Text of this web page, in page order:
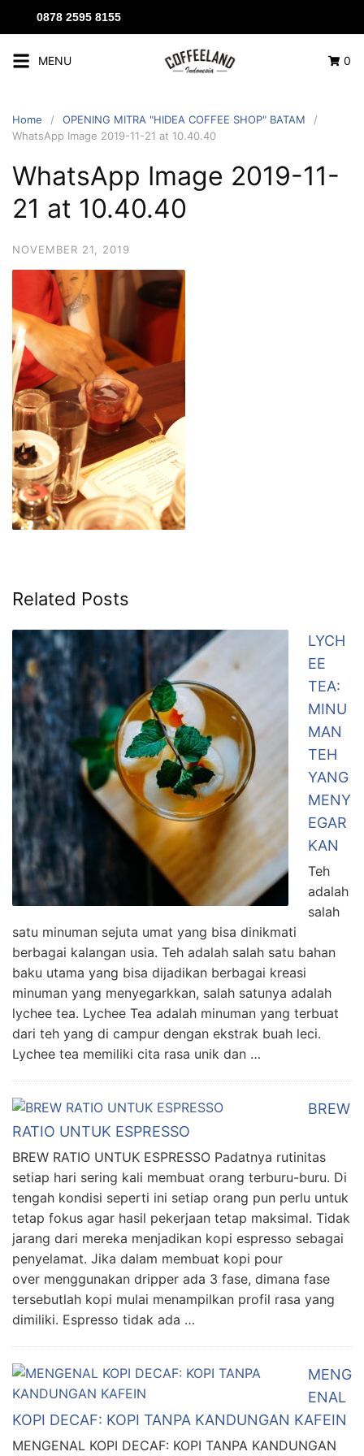
0878 2595 8155
MENU 0
Home
OPENING MITRA "HIDEA COFFEE SHOP" BATAM
WhatsApp Image 2019-11-21 at 10.40.40
WhatsApp Image 2019-11-
21 at 10.40.40
NOVEMBER 21, 2019
Related Posts
LYCH
EE
TEA:
MINU
MAN
TEH
YANG
MENY
EGAR
KAN
Teh
adalah
salah
satu minuman sejuta umat yang bisa dinikmati
berbagai kalangan usia. Teh adalah salah satu bahan
baku utama yang bisa dijadikan berbagai kreasi
minuman yang menyegarkkan, salah satunya adalah
lychee tea. Lychee Tea adalah minuman yang terbuat
dari teh yang di campur dengan ekstrak buah leci.
Lychee tea memiliki cita rasa unik dan …
BREW
RATIO UNTUK ESPRESSO
BREW RATIO UNTUK ESPRESSO Padatnya rutinitas
setiap hari sering kali membuat orang terburu-buru. Di
tengah kondisi seperti ini setiap orang pun perlu untuk
tetap fokus agar hasil pekerjaan tetap maksimal. Tidak
jarang dari mereka menjadikan kopi espresso sebagai
penyelamat. Jika dalam membuat kopi pour
over menggunakan dripper ada 3 fase, dimana fase
tersebutlah kopi mulai menampilkan profil rasa yang
dimiliki. Espresso tidak ada …
MENG
ENAL
KOPI DECAF: KOPI TANPA KANDUNGAN KAFEIN
MENGENAL KOPI DECAF: KOPI TANPA KANDUNGAN